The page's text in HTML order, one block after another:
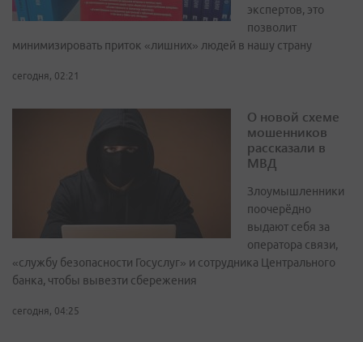
экспертов, это
позволит
минимизировать приток «лишних» людей в нашу страну
сегодня, 02:21
О новой схеме
мошенников
рассказали в
МВД
Злоумышленники
поочерёдно
выдают себя за
оператора связи,
«службу безопасности Госуслуг» и сотрудника Центрального
банка, чтобы вывезти сбережения
сегодня, 04:25